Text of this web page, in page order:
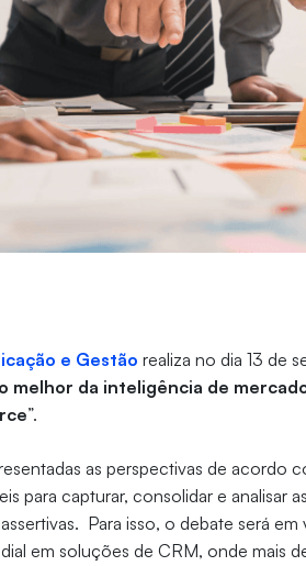
e Gestãorealiza no dia 13 de
melhor da inteligência de
”.
as perspectivas de acordo
para capturar, consolidar e analisar
Para isso, o debate será
em soluções de CRM, onde mais